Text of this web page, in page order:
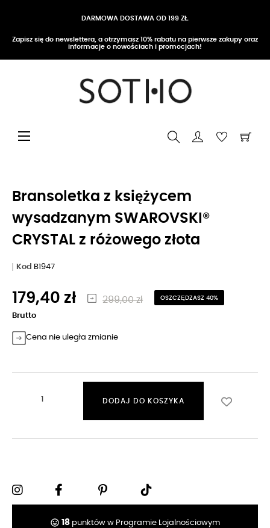
DARMOWA DOSTAWA OD 199 ZŁ
Zapisz się do newslettera, a otrzymasz 10% rabatu na pierwsze zakupy oraz
informacje o nowościach i promocjach!
Przełącz nawigację
☰
Bransoletka z księżycem
wysadzanym SWAROVSKI®
CRYSTAL z różowego złota
Kod B1947
179,40 zł 299,00 zł OSZCZĘDZASZ 40%
Brutto
Cena nie uległa zmianie
DODAJ DO KOSZYKA
tag_faces 18 punktów w Programie Lojalnościowym